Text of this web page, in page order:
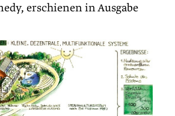
erschienen in Ausgabe